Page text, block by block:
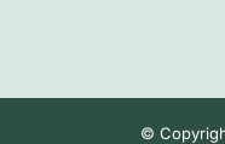
©